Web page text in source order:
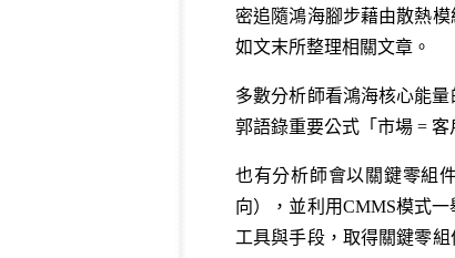
密追隨鴻海腳步藉由散熱模
如文末所整理相關文章。
多數分析師看鴻海核心能
郭語錄重要公式「市場 =
也有分析師會以關鍵零組
向），並利用CMMS模式
工具與手段，取得關鍵零